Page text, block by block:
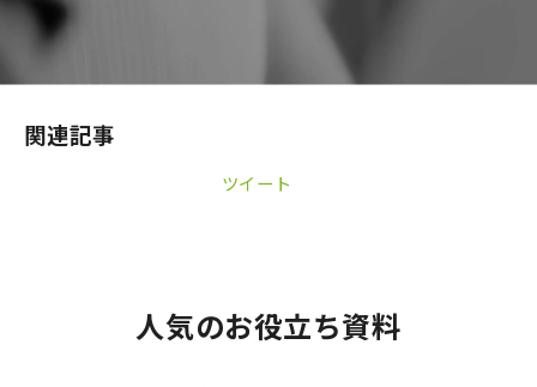
関連記事
ツイート
人気のお役立ち資料